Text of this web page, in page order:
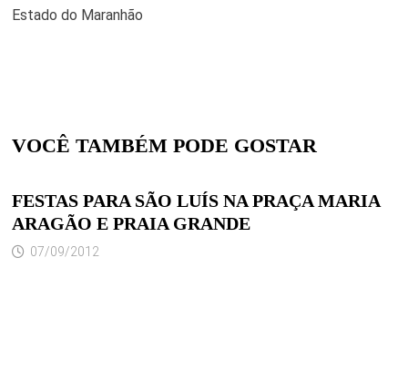
Estado do Maranhão
VOCÊ TAMBÉM PODE GOSTAR
FESTAS PARA SÃO LUÍS NA PRAÇA MARIA
ARAGÃO E PRAIA GRANDE
07/09/2012